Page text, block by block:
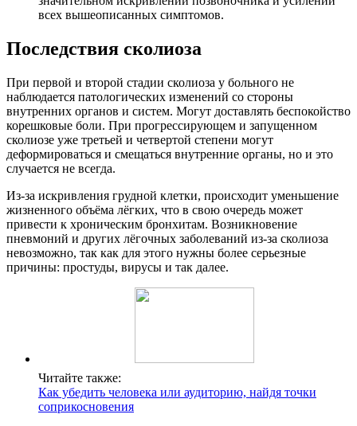
всех вышеописанных симптомов.
Последствия сколиоза
При первой и второй стадии сколиоза у больного не
наблюдается патологических изменений со стороны
внутренних органов и систем. Могут доставлять беспокойство
корешковые боли. При прогрессирующем и запущенном
сколиозе уже третьей и четвертой степени могут
деформироваться и смещаться внутренние органы, но и это
случается не всегда.
Из-за искривления грудной клетки, происходит уменьшение
жизненного объёма лёгких, что в свою очередь может
привести к хроническим бронхитам. Возникновение
пневмоний и других лёгочных заболеваний из-за сколиоза
невозможно, так как для этого нужны более серьезные
причины: простуды, вирусы и так далее.
Читайте также:
Как убедить человека или аудиторию, найдя точки
соприкосновения